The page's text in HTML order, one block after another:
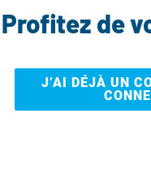
Profitez de
J’AI DÉJÀ UN